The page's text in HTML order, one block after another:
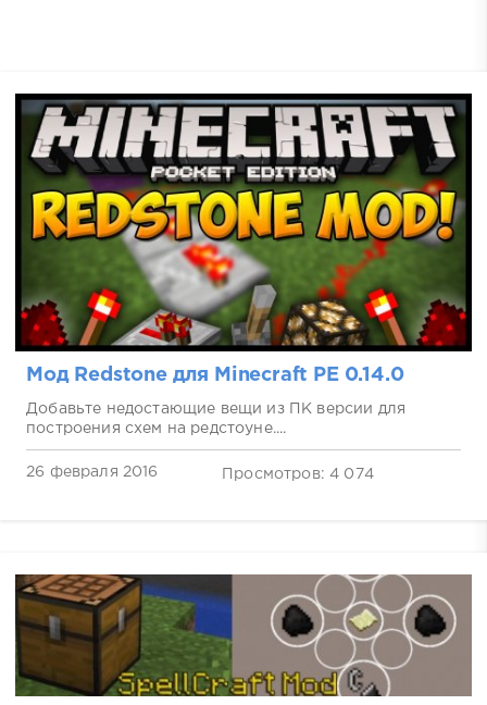
Мод Redstone для Minecraft PE 0.14.0
Добавьте недостающие вещи из ПК версии для
построения схем на редстоуне....
26 февраля 2016 Просмотров: 4 074